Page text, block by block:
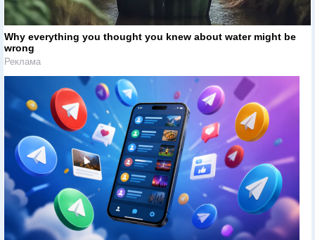
Why everything you thought you knew about water might be
wrong
Реклама